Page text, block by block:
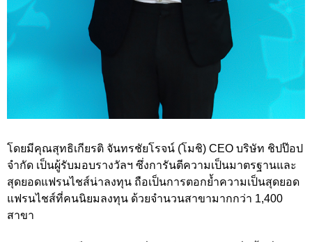
โดยมีคุณสุทธิเกียรติ จันทรชัยโรจน์ (โมชิ) CEO บริษัท ชิปป๊อป
จำกัด เป็นผู้รับมอบรางวัลฯ ซึ่งการันตีความเป็นมาตรฐานและ
สุดยอดแฟรนไชส์น่าลงทุน ถือเป็นการตอกย้ำความเป็นสุดยอด
แฟรนไชส์ที่คนนิยมลงทุน ด้วยจำนวนสาขามากกว่า 1,400
สาขา